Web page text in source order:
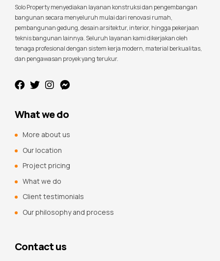
Solo Property menyediakan layanan konstruksi dan pengembangan
bangunan secara menyeluruh mulai dari renovasi rumah,
pembangunan gedung, desain arsitektur, interior, hingga pekerjaan
teknis bangunan lainnya. Seluruh layanan kami dikerjakan oleh
tenaga profesional dengan sistem kerja modern, material berkualitas,
dan pengawasan proyek yang terukur.
What we do
More about us
Our location
Project pricing
What we do
Client testimonials
Our philosophy and process
Contact us